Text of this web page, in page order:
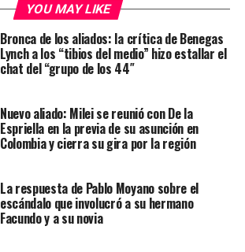
YOU MAY LIKE
Bronca de los aliados: la crítica de Benegas
Lynch a los “tibios del medio” hizo estallar el
chat del “grupo de los 44″
Nuevo aliado: Milei se reunió con De la
Espriella en la previa de su asunción en
Colombia y cierra su gira por la región
La respuesta de Pablo Moyano sobre el
escándalo que involucró a su hermano
Facundo y a su novia